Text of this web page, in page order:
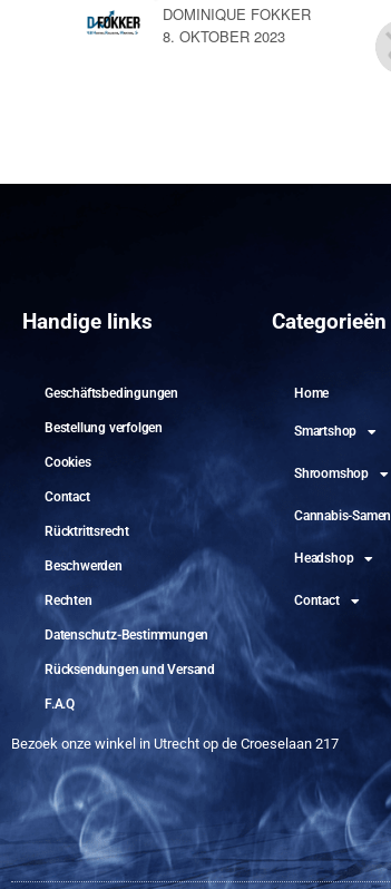
DOMINIQUE FOKKER
8. OKTOBER 2023
Handige links
Geschäftsbedingungen
Bestellung verfolgen
Cookies
Contact
Rücktrittsrecht
Beschwerden
Rechten
Datenschutz-Bestimmungen
Rücksendungen und Versand
F.A.Q
Categorieën
Home
Smartshop
Shroomshop
Cannabis-Samen
Headshop
Contact
Bezoek onze winkel in Utrecht op de Croeselaan 217